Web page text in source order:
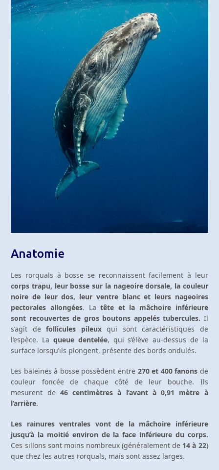
Anatomie
Les rorquals à bosse se reconnaissent facilement à leur
corps trapu, leur bosse sur la nageoire dorsale, la couleur
noire de leur dos, leur ventre blanc et leurs nageoires
pectorales allongées. La tête et la mâchoire inférieure
sont recouvertes de gros boutons appelés tubercules. Il
s’agit defollicules pileuxqui sont caractéristiques de
l’espèce. La queue dentelée, qui s’élève au-dessus de la
surface lorsqu’ils plongent, présente des bords ondulés.
Les baleines à bosse possèdent entre 270 et 400 fanons de
couleur foncée de chaque côté de leur bouche. Ils
mesurent de 46 centimètres à l’avant à 0,91 mètre à
l’arrière.
Les rainures ventrales vont de la mâchoire inférieure
jusqu’à la moitié environ de la face inférieure du corps.
Ces sillons sont moins nombreux (généralement de 14 à 22)
que chez les autres rorquals, mais sont assez larges.